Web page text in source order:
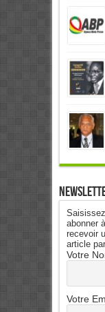
abonner
recevoir
article
Votre
Votre